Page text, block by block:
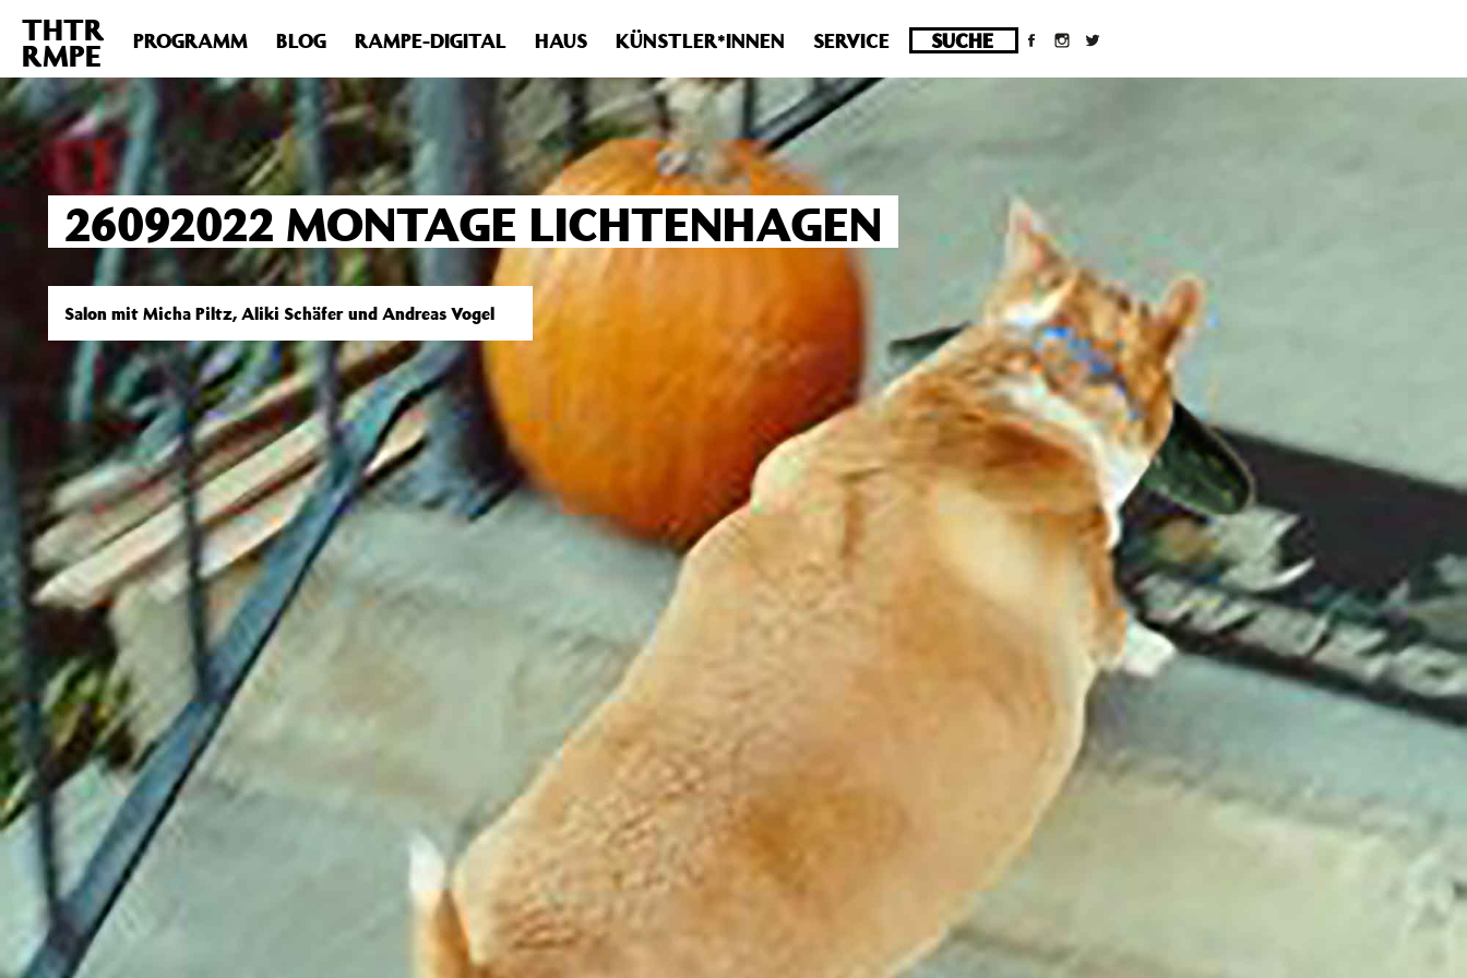
Deprecated : Die Funktion post_permalink ist seit Version 4.4.0 veraltet! Verwende stattdessen get_permalink(). in /homepages/10/d43051023/htdocs/wordpress/wp-
includes/functions.phpon line6031
THTR
RMPE PROGRAMM BLOG RAMPE-DIGITAL HAUS KÜNSTLER*INNEN SERVICE
26092022 MONTAGE LICHTENHAGEN
Salon mit Micha Piltz, Aliki Schäfer und Andreas Vogel